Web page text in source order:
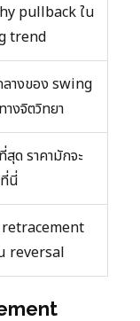
pullback ใน
trend
างของ swing
งจิตวิทยา
ด ราคามักจะ
นี่
reversal